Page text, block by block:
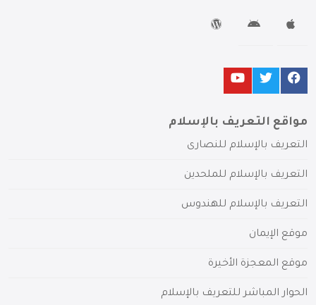
مواقع التعريف بالإسلام
التعريف بالإسلام للنصارى
التعريف بالإسلام للملحدين
التعريف بالإسلام للهندوس
موقع الإيمان
موقع المعجزة الأخيرة
الحوار المباشر للتعريف بالإسلام